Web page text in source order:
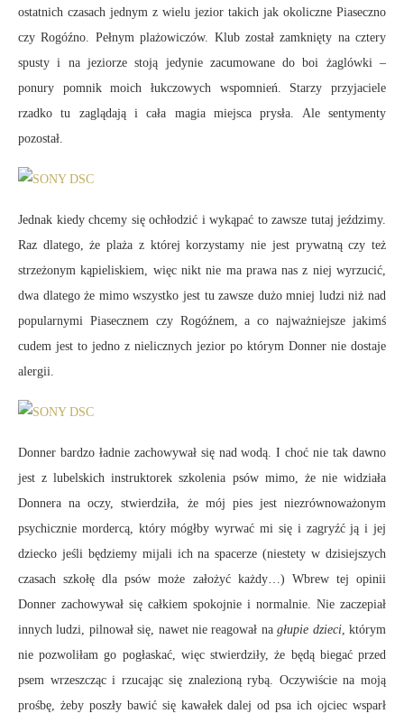
ostatnich czasach jednym z wielu jezior takich jak okoliczne Piaseczno
czy Rogóźno. Pełnym plażowiczów. Klub został zamknięty na cztery
spusty i na jeziorze stoją jedynie zacumowane do boi żaglówki –
ponury pomnik moich łukczowych wspomnień. Starzy przyjaciele
rzadko tu zaglądają i cała magia miejsca prysła. Ale sentymenty
pozostał.
Jednak kiedy chcemy się ochłodzić i wykąpać to zawsze tutaj jeździmy.
Raz dlatego, że plaża z której korzystamy nie jest prywatną czy też
strzeżonym kąpieliskiem, więc nikt nie ma prawa nas z niej wyrzucić,
dwa dlatego że mimo wszystko jest tu zawsze dużo mniej ludzi niż nad
popularnymi Piasecznem czy Rogóźnem, a co najważniejsze jakimś
cudem jest to jedno z nielicznych jezior po którym Donner nie dostaje
alergii.
Donner bardzo ładnie zachowywał się nad wodą. I choć nie tak dawno
jest z lubelskich instruktorek szkolenia psów mimo, że nie widziała
Donnera na oczy, stwierdziła, że mój pies jest niezrównoważonym
psychicznie mordercą, który mógłby wyrwać mi się i zagryźć ją i jej
dziecko jeśli będziemy mijali ich na spacerze (niestety w dzisiejszych
czasach szkołę dla psów może założyć każdy…) Wbrew tej opinii
Donner zachowywał się całkiem spokojnie i normalnie. Nie zaczepiał
innych ludzi, pilnował się, nawet nie reagował nagłupie dzieci, którym
nie pozwoliłam go pogłaskać, więc stwierdziły, że będą biegać przed
psem wrzeszcząc i rzucając się znalezioną rybą. Oczywiście na moją
prośbę, żeby poszły bawić się kawałek dalej od psa ich ojciec wsparł